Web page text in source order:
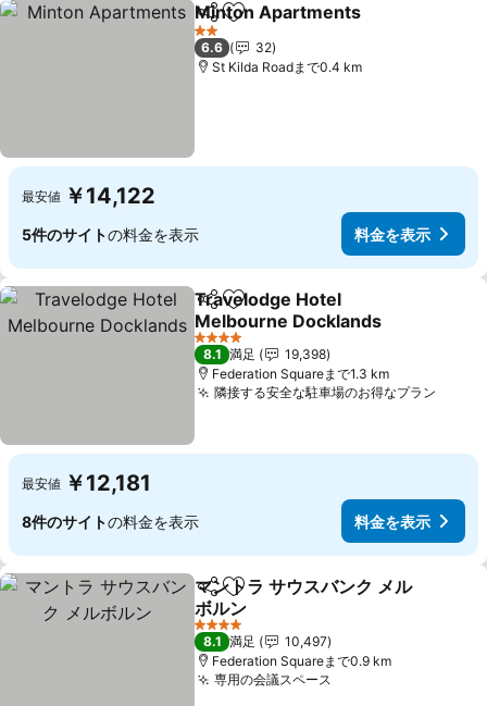
シェアお気に入りに追加
Minton Apartments
2 ホテルのランク
6.6
32
St Kilda Roadまで0.4 km
最安値 ￥14,122
5件のサイトの料金を表示 料金を表示
シェアお気に入りに追加
Travelodge Hotel
Melbourne Docklands
4 ホテルのランク
8.1 満足
19,398
Federation Squareまで1.3 km
隣接する安全な駐車場のお得なプラン
最安値 ￥12,181
8件のサイトの料金を表示 料金を表示
シェアお気に入りに追加
マントラ サウスバンク メル
ボルン
4 ホテルのランク
8.1 満足
10,497
Federation Squareまで0.9 km
専用の会議スペース